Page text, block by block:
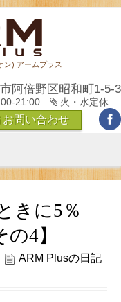
ン) アームプラス
阿倍野区昭和町1-5-3
21:00 火・水定休
お問い合わせ
きに5％
4】
ARM Plusの日記